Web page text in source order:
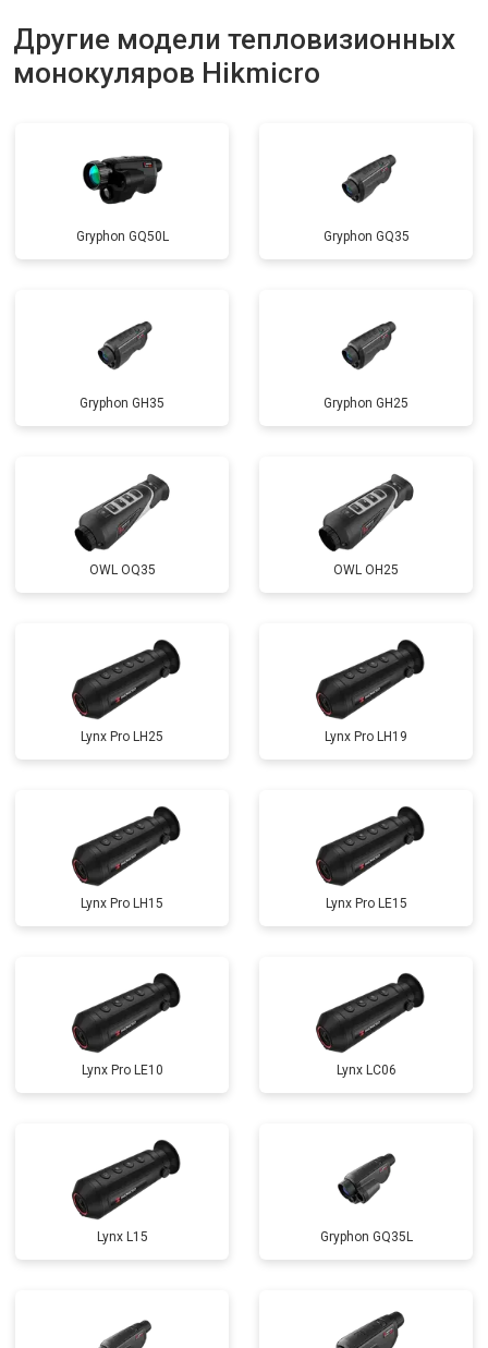
Другие модели тепловизионных
монокуляров Hikmicro
Gryphon GQ50L Gryphon GQ35
Gryphon GH35 Gryphon GH25
OWL OQ35 OWL OH25
Lynx Pro LH25 Lynx Pro LH19
Lynx Pro LH15 Lynx Pro LE15
Lynx Pro LE10 Lynx LC06
Lynx L15 Gryphon GQ35L